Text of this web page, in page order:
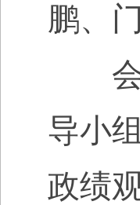
鹏、
会
导小
政绩